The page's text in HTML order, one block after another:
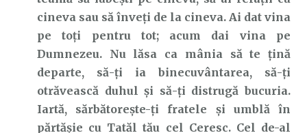
cineva sau să înveți de la cineva. Ai dat vina
pe toți pentru tot; acum dai vina pe
Dumnezeu. Nu lăsa ca mânia să te țină
departe, să-ți ia binecuvântarea, să-ți
otrăvească duhul și să-ți distrugă bucuria.
Iartă, sărbătorește-ți fratele și umblă în
părtășie cu Tatăl tău cel Ceresc. Cel de-al